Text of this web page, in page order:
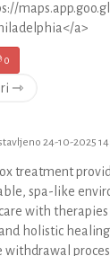
a>
0
⇾
24-10-2025
treatment
spa-like
with therapies
holistic
withdrawal